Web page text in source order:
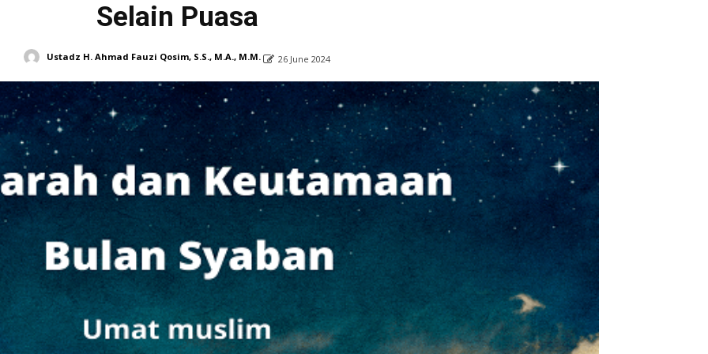
Selain Puasa
Ustadz H. Ahmad Fauzi Qosim, S.S., M.A., M.M. 26 June 2024